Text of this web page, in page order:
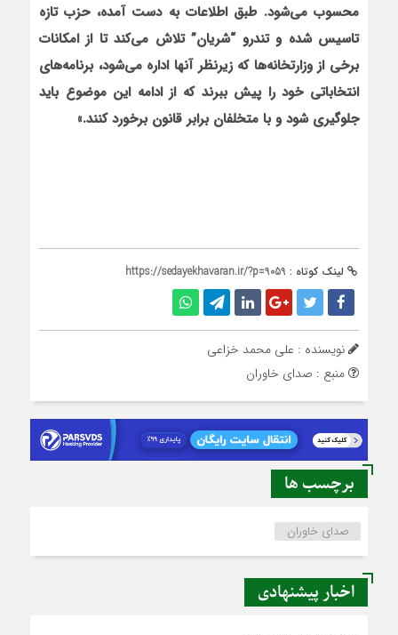
محسوب می‌شود. طبق اطلاعات به دست آمده، حزب تازه
تاسیس شده و تندرو “شریان” تلاش می‌کند تا از امکانات
برخی از وزارتخانه‌ها که زیرنظر آنها اداره می‌شود، برنامه‌های
انتخاباتی خود را پیش ببرند که از ادامه این موضوع باید
جلوگیری شود و با متخلفان برابر قانون برخورد کنند.»
لینک کوتاه : https://sedayekhavaran.ir/?p=9059
نویسنده : علی محمد خزاعی
منبع : صدای خاوران
برچسب ها
صدای خاوران
اخبار پیشنهادی